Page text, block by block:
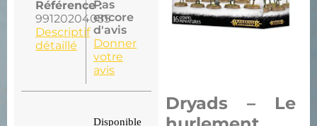
Dryads – Le
Référence :
99120204035
Descriptif
détaillé
Pas
encore
d'avis
Donner
votre
avis
Disponible